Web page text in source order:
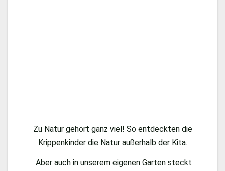
Zu Natur gehört ganz viel! So entdeckten die
Krippenkinder die Natur außerhalb der Kita.
Aber auch in unserem eigenen Garten steckt